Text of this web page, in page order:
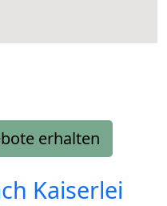
erhalten
Kaiserlei